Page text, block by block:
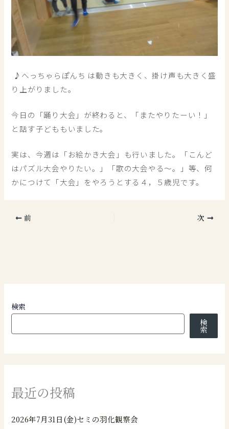
♪へっちゃらぽんち は動きも大きく、掛け声も大きく盛
り上がりました。
今日の「踊り大会」が終わると、「またやりたーい！」
と話す子どももいました。
実は、今週は「お絵かき大会」も行いました。「こんど
はパズル大会やりたい。」「歌の大会やる～。」等、何
かにつけて「大会」をやろうとする４，５歳児です。
前 次
検索
検
索
最近の投稿
2026年7月31日(金)セミの羽化観察会